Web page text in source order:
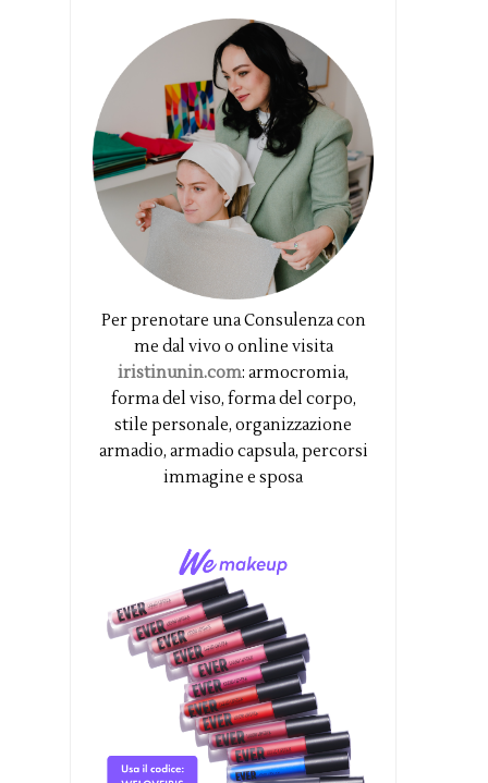
Per prenotare una Consulenza con
me dal vivo o online visita
iristinunin.com: armocromia,
forma del viso, forma del corpo,
stile personale, organizzazione
armadio, armadio capsula, percorsi
immagine e sposa